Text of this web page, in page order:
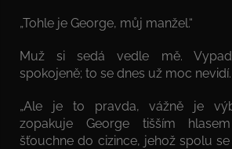
„Tohle je George, můj manžel.“
Muž si sedá vedle mě.
spokojeně; to se dnes už moc nevidí.
„Ale je to pravda, vážně je
zopakuje George tišším
šťouchne do cizince, jehož spolu